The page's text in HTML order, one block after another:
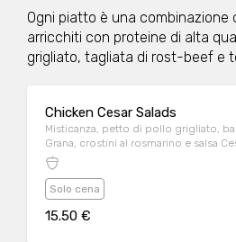
Ogni piatto è una combinazione
arricchiti con proteine di alta
grigliato, tagliata di rost-beef e
Chicken Cesar Salads
Misticanza, petto di pollo grigliato,
Grana, crostini al rosmarino e salsa
Solo cena
15.50 €